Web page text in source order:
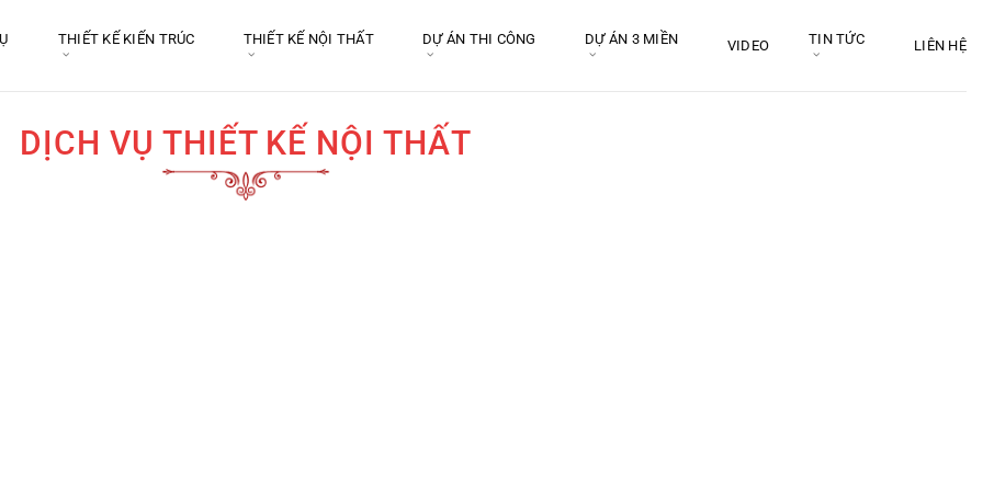
THIẾT KẾ KIẾN TRÚC THIẾT KẾ NỘI THẤT DỰ ÁN THI CÔNG DỰ ÁN 3 MIỀN VIDEO TIN TỨC LIÊN HỆ
DỊCH VỤ THIẾT KẾ NỘI THẤT